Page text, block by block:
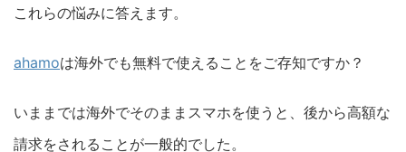
これらの悩みに答えます。
ahamoは海外でも無料で使えることをご存知ですか？
いままでは海外でそのままスマホを使うと、後から高額な
請求をされることが一般的でした。